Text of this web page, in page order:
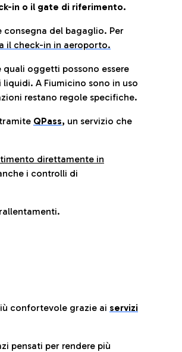
in o il gate di riferimento.
consegna del bagaglio. Per
il check-in in aeroporto.
oggetti possono essere
A Fiumicino sono in uso
restano regole specifiche.
QPass, un servizio che
direttamente in
i controlli di
confortevole grazie ai servizi
pensati per rendere più